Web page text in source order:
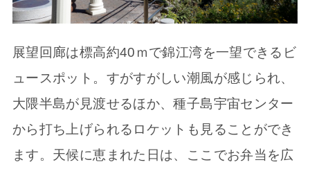
展望回廊は標高約40ｍで錦江湾を一望できるビ
ュースポット。すがすがしい潮風が感じられ、
大隈半島が見渡せるほか、種子島宇宙センター
から打ち上げられるロケットも見ることができ
ます。天候に恵まれた日は、ここでお弁当を広